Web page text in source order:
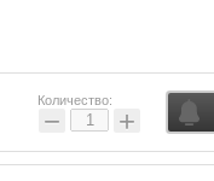
Количество:
− +